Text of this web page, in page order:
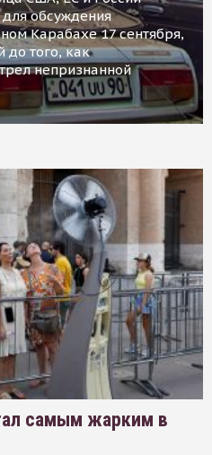
для обсуждения
Карабахе 17 сентября,
до того, как
непризнанной
самым жарким в